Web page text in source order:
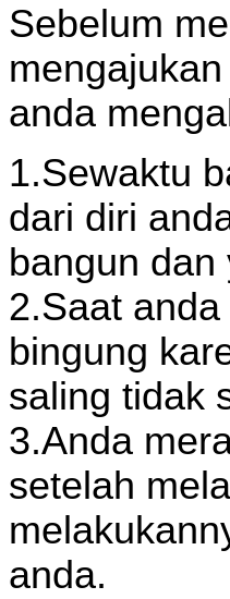
Sebelum
anda
1.Sewaktu
dari diri
bangun
2.Saat
bingung
saling tidak
3.Anda
setelah
anda.